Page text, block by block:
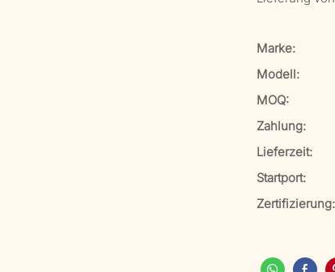
Marke:
Modell:
MOQ:
Zahlung:
Lieferzeit:
Startport:
Zertifizierung: